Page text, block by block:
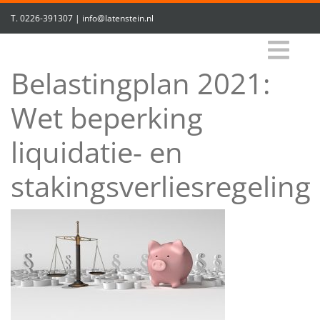
T.0226-391307 | info@latenstein.nl
Belastingplan 2021:
Wet beperking
liquidatie- en
stakingsverliesregeling